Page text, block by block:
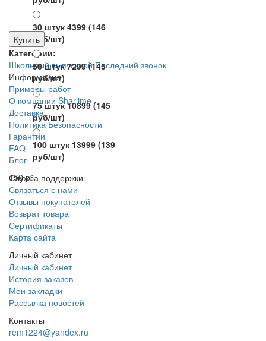
30 штук 4399 (146
руб/шт)
50 штук 7299(145
руб/шт)
75 штук 10899(145
руб/шт)
100 штук 13999 (139
руб/шт)
150 р.
Купить
Категории:
Школьный выпускной Последний звонок
Информация
Примеры работ
О компании Sharlime
Доставка
Политика Безопасности
Гарантии
FAQ
Блог
Служба поддержки
Связаться с нами
Отзывы покупателей
Возврат товара
Сертификаты
Карта сайта
Личный кабинет
Личный кабинет
История заказов
Мои закладки
Рассылка новостей
Контакты
rem1224@yandex.ru